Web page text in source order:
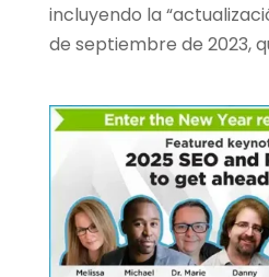
incluyendo la
de septiembre de 2023,